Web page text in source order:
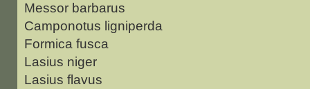
Messor barbarus
Camponotus ligniperda
Formica fusca
Lasius niger
Lasius flavus